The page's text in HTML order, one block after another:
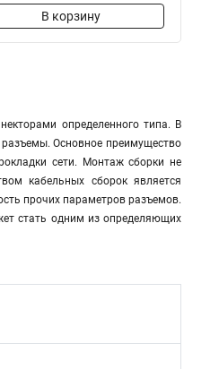
В корзину
определенного типа. В
Основное преимущество
сети. Монтаж сборки не
кабельных сборок является
прочих параметров разъемов.
стать одним из определяющих